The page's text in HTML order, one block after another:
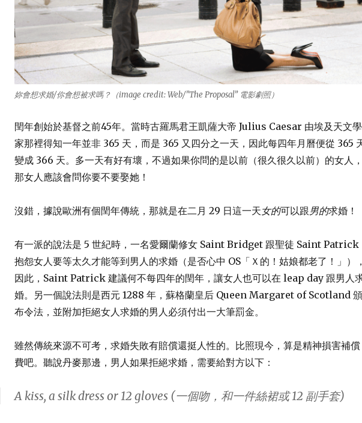
妳會想求婚/你會想被求嗎？（image credit: Web/”The Proposal” 電影劇照）
閏年創始於基督之前45年。當時古羅馬君王凱薩大帝 Julius Caesar 由埃及天文學
家那裡得知一年並非 365 天，而是 365 又四分之一天，因此每四年月曆便從 365
變成 366 天。多一天有好有壞，不過如果你問的是以前（很久很久以前）的女人
那女人應該會問你要不要娶她！
沒錯，據說歐洲有個閏年傳統，那就是在二月 29 日這一天女的可以跟男的求婚！
有一派的說法是 5 世紀時，一名愛爾蘭修女 Saint Bridget 跟聖徒 Saint Patrick
抱怨女人要等太久才能等到男人的求婚（是否心中 OS「Ｘ的！姑娘都老了！」）
因此，Saint Patrick 建議何不每四年的閏年，讓女人也可以在 leap day 跟男人
婚。另一個說法則是西元 1288 年，蘇格蘭皇后 Queen Margaret of Scotland 頒
布令法，並附加拒絕女人求婚的男人必須付出一大筆罰金。
雖然傳統來源不可考，求婚失敗有賠償還挺人性的。比照現今，算是精神損害補償
費吧。聽說丹麥那邊，男人如果拒絕求婚，需要給對方以下：
A kiss, a silk dress or 12 gloves (一個吻，和一件絲裙或 12 副手套)